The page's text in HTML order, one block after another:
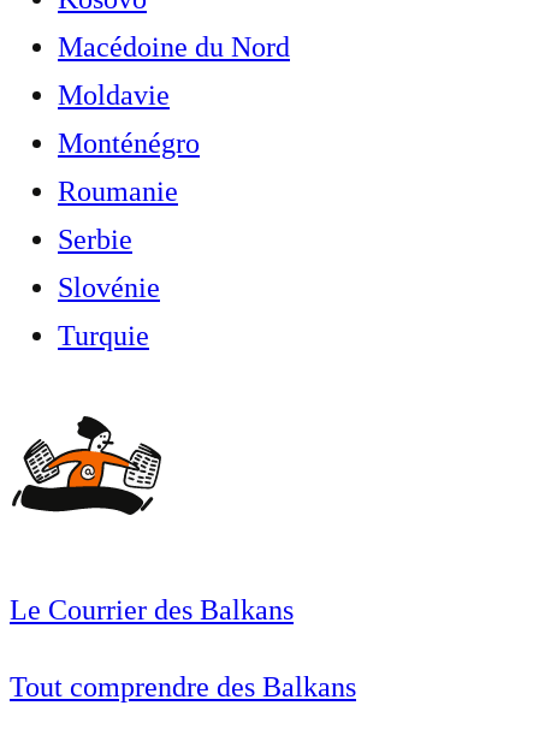
Macédoine du Nord
Moldavie
Monténégro
Roumanie
Serbie
Slovénie
Turquie
Le Courrier des Balkans
Tout comprendre des Balkans